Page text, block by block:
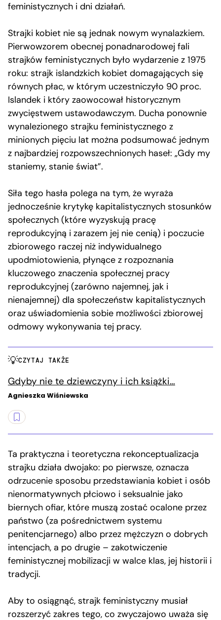
feministycznych i dni działań.
Strajki kobiet nie są jednak nowym wynalazkiem.
Pierwowzorem obecnej ponadnarodowej fali
strajków feministycznych było wydarzenie z 1975
roku: strajk islandzkich kobiet domagających się
równych płac, w którym uczestniczyło 90 proc.
Islandek i który zaowocował historycznym
zwycięstwem ustawodawczym. Ducha ponownie
wynalezionego strajku feministycznego z
minionych pięciu lat można podsumować jednym
z najbardziej rozpowszechnionych haseł: „Gdy my
staniemy, stanie świat”.
Siła tego hasła polega na tym, że wyraża
jednocześnie krytykę kapitalistycznych stosunków
społecznych (które wyzyskują pracę
reprodukcyjną i zarazem jej nie cenią) i poczucie
zbiorowego raczej niż indywidualnego
upodmiotowienia, płynące z rozpoznania
kluczowego znaczenia społecznej pracy
reprodukcyjnej (zarówno najemnej, jak i
nienajemnej) dla społeczeństw kapitalistycznych
oraz uświadomienia sobie możliwości zbiorowej
odmowy wykonywania tej pracy.
CZYTAJ TAKŻE
Gdyby nie te dziewczyny i ich książki…
Agnieszka Wiśniewska
Ta praktyczna i teoretyczna rekonceptualizacja
strajku działa dwojako: po pierwsze, oznacza
odrzucenie sposobu przedstawiania kobiet i osób
nienormatywnych płciowo i seksualnie jako
biernych ofiar, które muszą zostać ocalone przez
państwo (za pośrednictwem systemu
penitencjarnego) albo przez mężczyzn o dobrych
intencjach, a po drugie – zakotwiczenie
feministycznej mobilizacji w walce klas, jej historii i
tradycji.
Aby to osiągnąć, strajk feministyczny musiał
rozszerzyć zakres tego, co zwyczajowo uważa się